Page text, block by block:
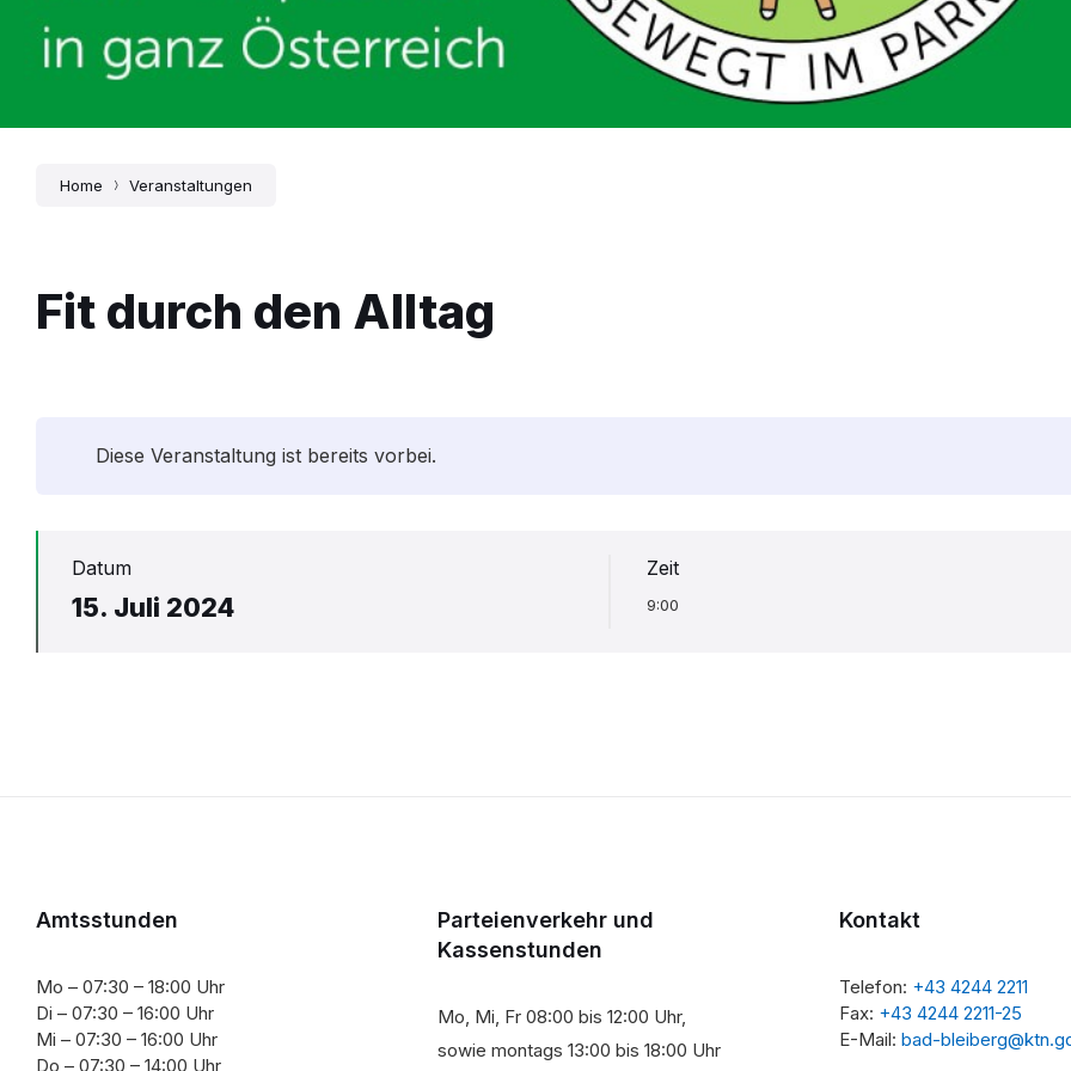
Home Veranstaltungen
Fit durch den Alltag
Diese Veranstaltung ist bereits vorbei.
Datum
15. Juli 2024
Zeit
9:00
Amtsstunden
Mo – 07:30 – 18:00 Uhr
Di – 07:30 – 16:00 Uhr
Mi – 07:30 – 16:00 Uhr
Do – 07:30 – 14:00 Uhr
Parteienverkehr und
Kassenstunden
Mo, Mi, Fr 08:00 bis 12:00 Uhr,
sowie montags 13:00 bis 18:00 Uhr
Kontakt
Telefon: +43 4244 2211
Fax: +43 4244 2211-25
E-Mail: bad-